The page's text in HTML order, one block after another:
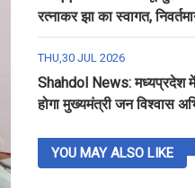
रत्नाकर झा का स्वागत,
पंचोली को दी गई विदाई
THU,30 JUL 2026
Shahdol News: मध्यप्रदेश
होगा मुख्यमंत्री जन विश्वास
YOU MAY ALSO LIKE